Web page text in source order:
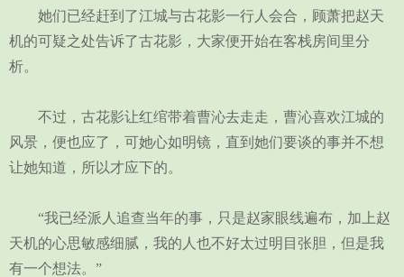
她们已经赶到了江城与古花影一行人会合，顾萧把赵天
机的可疑之处告诉了古花影，大家便开始在客栈房间里分
析。
不过，古花影让红绾带着曹沁去走走，曹沁喜欢江城的
风景，便也应了，可她心如明镜，直到她们要谈的事并不想
让她知道，所以才应下的。
“我已经派人追查当年的事，只是赵家眼线遍布，加上赵
天机的心思敏感细腻，我的人也不好太过明目张胆，但是我
有一个想法。”